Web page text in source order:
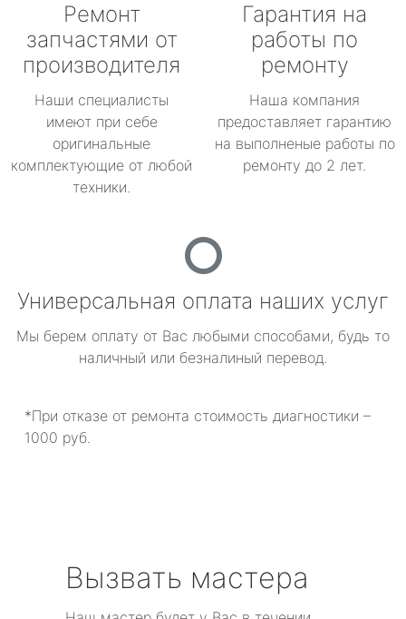
Ремонт
запчастями от
производителя
Наши специалисты
имеют при себе
оригинальные
комплектующие от любой
техники.
Гарантия на
работы по
ремонту
Наша компания
предоставляет гарантию
на выполненые работы по
ремонту до 2 лет.
Универсальная оплата наших услуг
Мы берем оплату от Вас любыми способами, будь то
наличный или безналиный перевод.
*При отказе от ремонта стоимость диагностики –
1000 руб.
Вызвать мастера